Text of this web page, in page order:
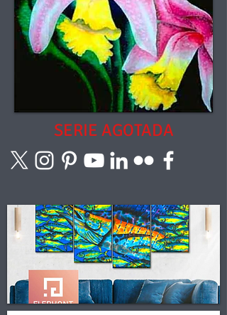
SERIE AGOTADA